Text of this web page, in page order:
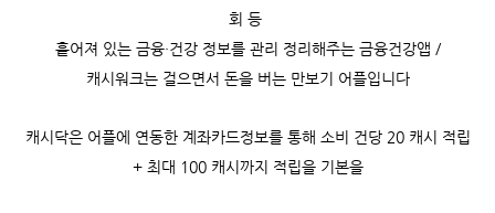
회 등
흩어져 있는 금융·건강 정보를 관리 정리해주는 금융건강앱 /
캐시워크는 걸으면서 돈을 버는 만보기 어플입니다
캐시닥은 어플에 연동한 계좌카드정보를 통해 소비 건당 20 캐시 적립
+ 최대 100 캐시까지 적립을 기본을